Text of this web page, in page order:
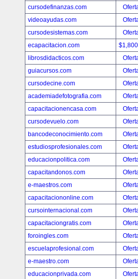
cursodefinanzas.com
videoayudas.com
cursodesistemas.com
ecapacitacion.com
librosdidacticos.com
guiacursos.com
cursodecine.com
academiadefotografia.com
capacitacionencasa.com
cursodevuelo.com
bancodeconocimiento.com
estudiosprofesionales.com
educacionpolitica.com
capacitandonos.com
e-maestros.com
capacitaciononline.com
cursointernacional.com
capacitaciongratis.com
foroingles.com
escuelaprofesional.com
e-maestro.com
educacionprivada.com